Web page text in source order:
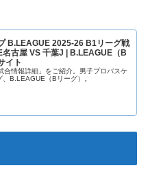
B.LEAGUE 2025-26 B1リーグ戦
古屋 VS 千葉J | B.LEAGUE（B
イト
合情報詳細」をご紹介。男子プロバスケ
、B.LEAGUE（Bリーグ）。